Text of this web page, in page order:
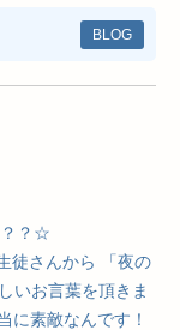
BLOG
？？☆
徒さんから 「夜の
いお言葉を頂きま
に素敵なんです！